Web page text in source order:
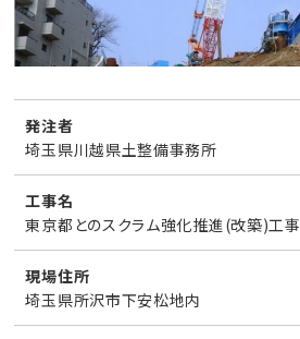
発注者
埼玉県川越県土整備事務所
工事名
東京都とのスクラム強化推進(改築)工事
現場住所
埼玉県所沢市下安松地内